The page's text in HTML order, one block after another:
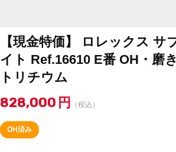
【現金特価】 ロレックス サ
イト Ref.16610 E番 OH・磨
トリチウム
828,000 円 （税込）
OH済み